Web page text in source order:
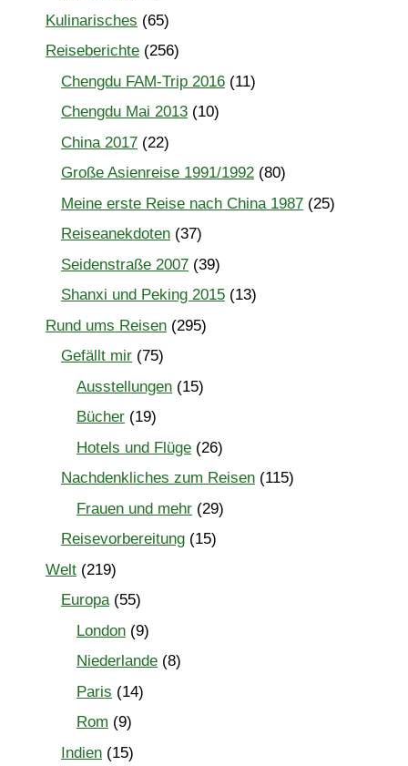
Kulinarisches (65)
Reiseberichte (256)
Chengdu FAM-Trip 2016 (11)
Chengdu Mai 2013 (10)
China 2017 (22)
Große Asienreise 1991/1992 (80)
Meine erste Reise nach China 1987 (25)
Reiseanekdoten (37)
Seidenstraße 2007 (39)
Shanxi und Peking 2015 (13)
Rund ums Reisen (295)
Gefällt mir (75)
Ausstellungen (15)
Bücher (19)
Hotels und Flüge (26)
Nachdenkliches zum Reisen (115)
Frauen und mehr (29)
Reisevorbereitung (15)
Welt (219)
Europa(55)
London (9)
Niederlande (8)
Paris (14)
Rom (9)
Indien (15)